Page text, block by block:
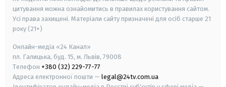
цитування можна ознайомитись в правилах користування сайтом.
Усі права захищені. Матеріали сайту призначені для осіб старше 21
року (21+)
Онлайн-медіа «24 Канал»
пл. Галицька, буд. 15, м. Львів, 79008
Телефон +380 (32) 229-77-77
Адреса електронної пошти — legal@24tv.com.ua